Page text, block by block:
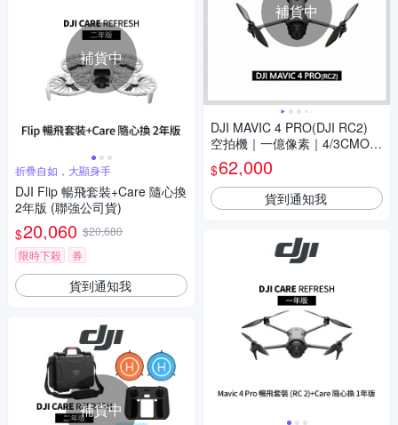
補貨中
折疊自如，大顯身手
DJI Flip 暢飛套裝+Care 隨心換
2年版 (聯強公司貨)
$20,060 $20,680
限時下殺
券
貨到通知我
補貨中
補貨中
DJI MAVIC 4 PRO(DJI RC2)
空拍機｜一億像素｜4/3CMOS
哈蘇
$62,000
貨到通知我